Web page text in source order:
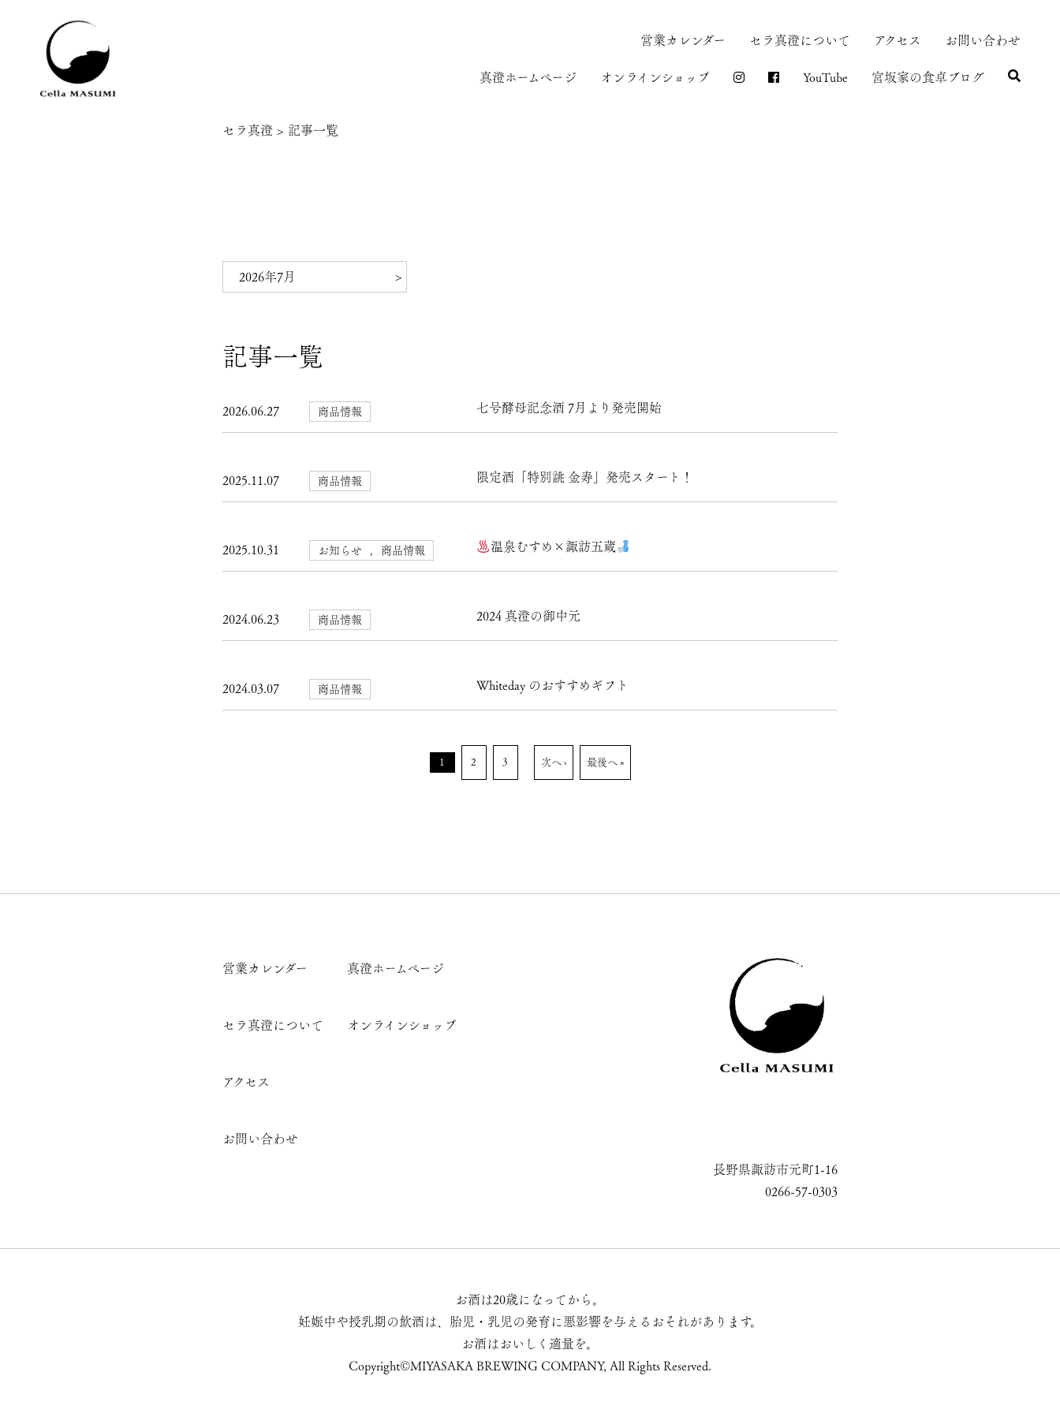
営業カレンダー セラ真澄について アクセス お問い合わせ
真澄ホームページ オンラインショップ YouTube 宮坂家の食卓ブログ
セラ真澄 > 記事一覧
記事一覧
2026.06.27 商品情報 七号酵母記念酒 7月より発売開始
2025.11.07 商品情報 限定酒「特別誂 金寿」発売スタート！
2025.10.31 お知らせ 商品情報 温泉むすめ×諏訪五蔵
2024.06.23 商品情報 2024 真澄の御中元
2024.03.07 商品情報 Whiteday のおすすめギフト
1 2 3 次へ › 最後へ »
営業カレンダー
セラ真澄について
アクセス
お問い合わせ
真澄ホームページ
オンラインショップ
長野県諏訪市元町1-16
0266-57-0303
お酒は20歳になってから。
妊娠中や授乳期の飲酒は、胎児・乳児の発育に悪影響を与えるおそれがあります。
お酒はおいしく適量を。
Copyright©MIYASAKA BREWING COMPANY, All Rights Reserved.